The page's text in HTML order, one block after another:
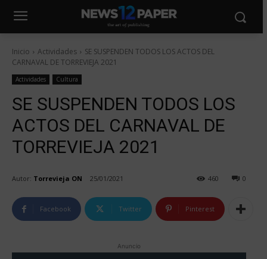
Inicio Actividades
SE SUSPENDEN TODOS LOS ACTOS DEL
CARNAVAL DE TORREVIEJA 2021
Actividades Cultura
SE SUSPENDEN TODOS LOS
ACTOS DEL CARNAVAL DE
TORREVIEJA 2021
Autor: Torrevieja ON 25/01/2021 0
460
Facebook Twitter Pinterest
Anuncio